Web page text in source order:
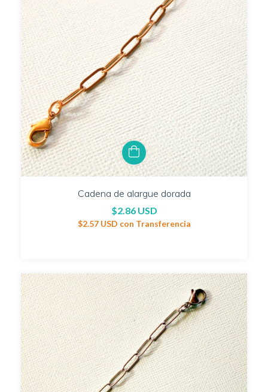
Cadena de alargue dorada
$2.86 USD
$2.57 USD con Transferencia